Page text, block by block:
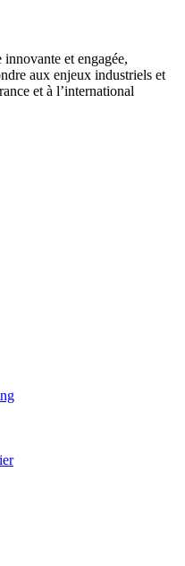
et engagée,
aux enjeux industriels et
et à l’international